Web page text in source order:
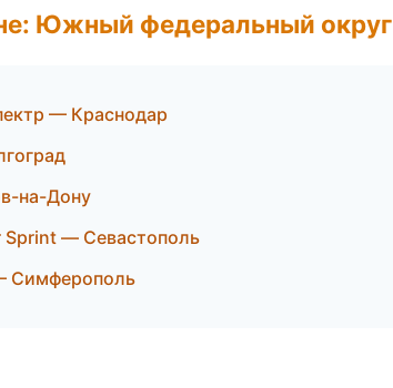
Южный федеральный округ
— Краснодар
на-Дону
Sprint — Севастополь
Симферополь